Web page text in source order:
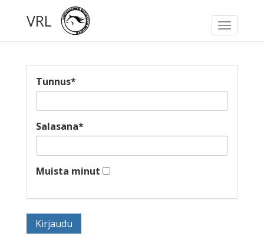
Toggle
VRL
Tunnus*
Salasana*
Muista minut